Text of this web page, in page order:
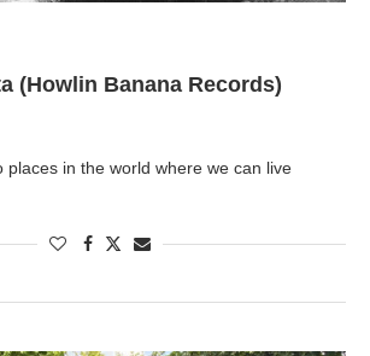
(Howlin Banana Records)
places in the world where we can live